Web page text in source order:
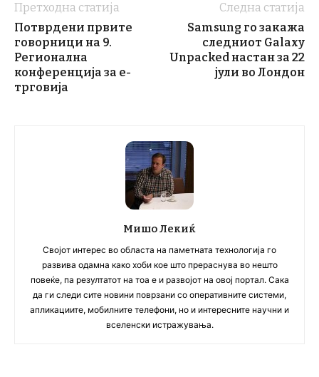
Претходна статија
Потврдени првите
говорници на 9.
Регионална
конференција за е-
трговија
Следна статија
Samsung го закажа
следниот Galaxy
Unpacked настан за 22
јули во Лондон
Мишо Лекиќ
Својот интерес во областа на паметната технологија го
развива одамна како хоби кое што прераснува во нешто
повеќе, па резултатот на тоа е и развојот на овој портал. Сака
да ги следи сите новини поврзани со оперативните системи,
апликациите, мобилните телефони, но и интересните научни и
вселенски истражувања.